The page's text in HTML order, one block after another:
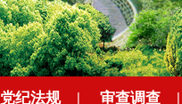
党纪法规 | 审查调查 |